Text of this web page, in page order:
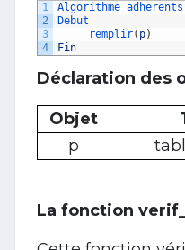
1
2
3
4
Algorithme
Debut
remplir( p)
Fin
Déclaration des
Objet
p
La fonction